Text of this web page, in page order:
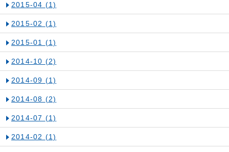
2015-04 (1)
2015-02 (1)
2015-01 (1)
2014-10 (2)
2014-09 (1)
2014-08 (2)
2014-07 (1)
2014-02 (1)